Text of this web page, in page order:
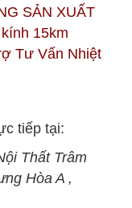
SẢN XUẤT
15km
Tư Vấn Nhiệt
tiếp tại:
Thất Trâm
Hòa A ,